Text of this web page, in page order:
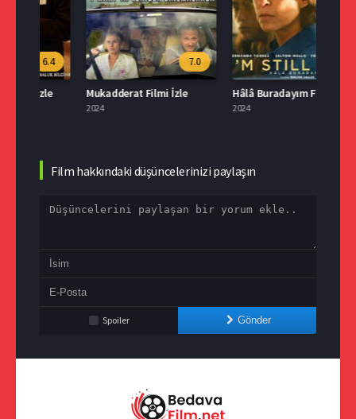
7.0
Mukadderat Filmi İzle
8.2
Hâlâ Buradayım Filmi İzle
Film hakkındaki düşüncelerinizi paylaşın
Spoiler Gönder